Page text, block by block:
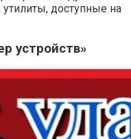
доступные на
устройств»